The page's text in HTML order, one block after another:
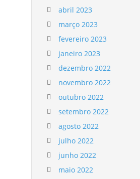
abril 2023
março 2023
fevereiro 2023
janeiro 2023
dezembro 2022
novembro 2022
outubro 2022
setembro 2022
agosto 2022
julho 2022
junho 2022
maio 2022